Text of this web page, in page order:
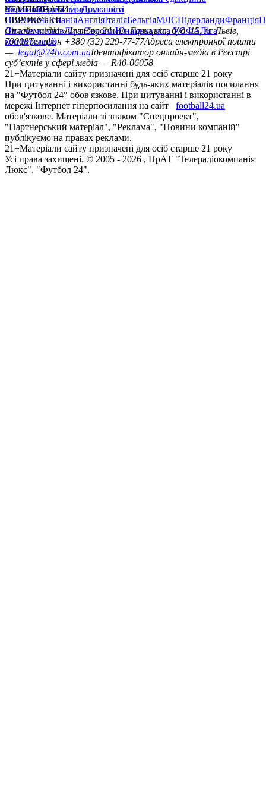
політикаСтруктура власності
УкраїнаПерша лігаДруга ліга
ЧЕМПІОНАТИ
НімеччинаІспаніяАнгліяІталіяБельгіяМЛСНідерландиФранція
ЄВРОКУБКИ
Ліга чемпіонівЛіга ЄвропиЮнацька ліга УЄФАЛіга
конференцій
Онлайн-медіа «Футбол 24»пл. Галицька, буд. 15, м. Львів,
79008Телефон +380 (32) 229-77-77Адреса електронної пошти
— legal@24tv.com.uaІдентифікатор онлайн-медіа в Реєстрі
суб’єктів у сфері медіа — R40-06058
21+Матеріали сайту призначені для осіб старше 21 року
При цитуванні і використанні будь-яких матеріалів посилання
на "Футбол 24" обов'язкове. При цитуванні і використанні в
мережі Інтернет гіперпосилання на сайт
football24.ua
обов'язкове. Матеріали зі знаком "Спецпроект",
"Партнерський матеріал", "Реклама", "Новини компаній"
публікуємо на правах реклами.
21+Матеріали сайту призначені для осіб старше 21 року
Усi права захищенi. © 2005 - 2026 , ПрАТ "Телерадіокомпанія
Люкс". "Футбол 24".